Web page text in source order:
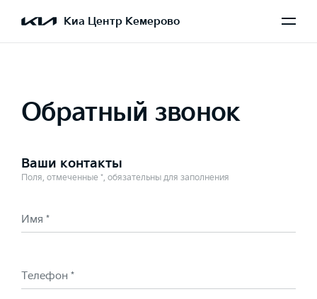
Киа Центр Кемерово
Обратный звонок
Выбран Soul
Ваши контакты
Поля, отмеченные *, обязательны для заполнения
Имя *
Телефон *